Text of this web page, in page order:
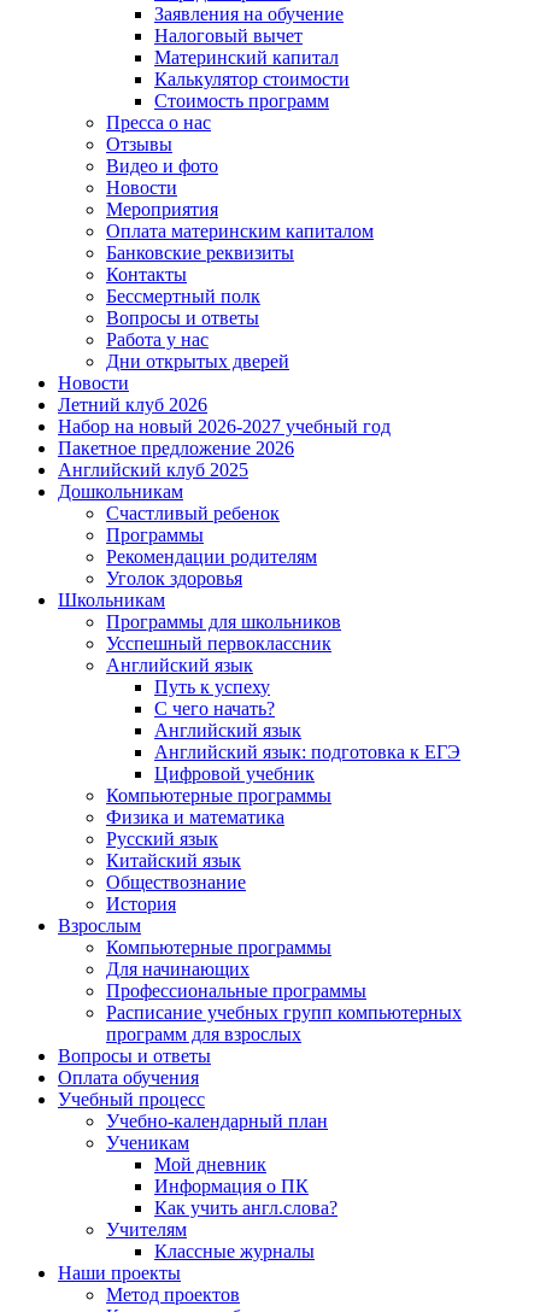
Заявления на обучение
Налоговый вычет
Материнский капитал
Калькулятор стоимости
Стоимость программ
Пресса о нас
Отзывы
Видео и фото
Новости
Мероприятия
Оплата материнским капиталом
Банковские реквизиты
Контакты
Бессмертный полк
Вопросы и ответы
Работа у нас
Дни открытых дверей
Новости
Летний клуб 2026
Набор на новый 2026-2027 учебный год
Пакетное предложение 2026
Английский клуб 2025
Дошкольникам
Счастливый ребенок
Программы
Рекомендации родителям
Уголок здоровья
Школьникам
Программы для школьников
Усспешный первоклассник
Английский язык
Путь к успеху
С чего начать?
Английский язык
Английский язык: подготовка к ЕГЭ
Цифровой учебник
Компьютерные программы
Физика и математика
Русский язык
Китайский язык
Обществознание
История
Взрослым
Компьютерные программы
Для начинающих
Профессиональные программы
Расписание учебных групп компьютерных
программ для взрослых
Вопросы и ответы
Оплата обучения
Учебный процесс
Учебно-календарный план
Ученикам
Мой дневник
Информация о ПК
Как учить англ.слова?
Учителям
Классные журналы
Наши проекты
Метод проектов